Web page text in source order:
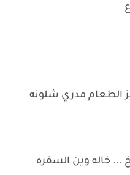
الطعام مدري شلونه
... خاله وين السفره